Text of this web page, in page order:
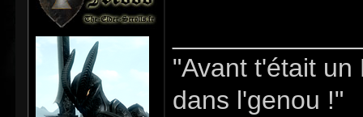
"Avant t'était
dans l'genou !"